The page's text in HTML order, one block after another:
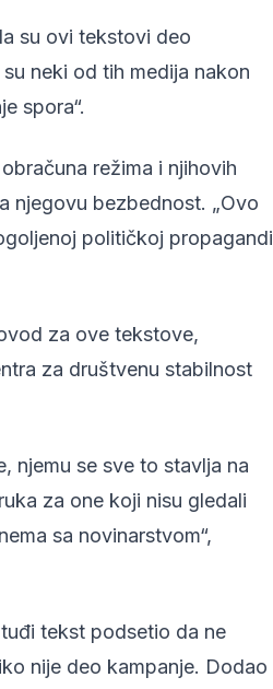
su ovi tekstovi deo
neki od tih medija nakon
spora“.
režima i njihovih
njegovu bezbednost. „Ovo
političkoj propagandi
za ove tekstove,
za društvenu stabilnost
njemu se sve to stavlja na
za one koji nisu gledali
sa novinarstvom“,
tekst podsetio da ne
nije deo kampanje. Dodao